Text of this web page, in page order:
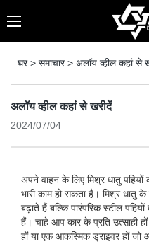
घर> समाचार> अलॉय व्हील कहां से
अलॉय व्हील कहां से खरीदें
2024/07/04
अपने वाहन के लिए मिश्र धातु पहियों
भारी काम हो सकता है। मिश्र धातु
बढ़ाते हैं बल्कि पारंपरिक स्टील
हैं। चाहे आप कार के प्रति उत्साही
हों या एक आकस्मिक ड्राइवर हों जो